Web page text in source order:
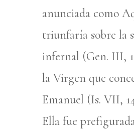
anunciada como
triunfaría sobre la
infernal (Gen. III,
la Virgen que
Emanuel (Is. VII,
Ella fue